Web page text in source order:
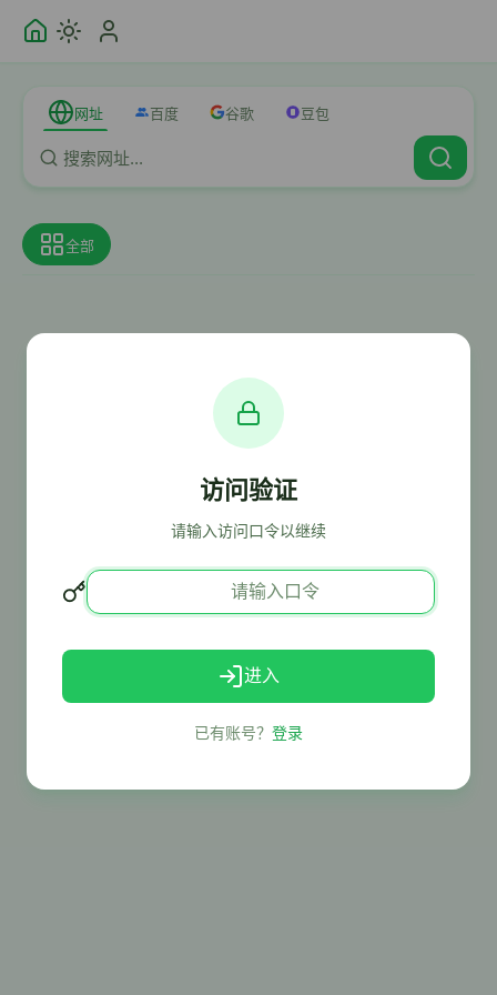
网址 百度 谷歌 豆包
全部
访问验证
请输入访问口令以继续
进入
已有账号？ 登录